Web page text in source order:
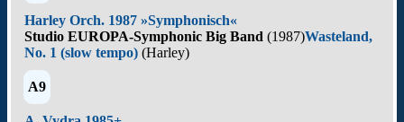
Harley Orch. 1987 »Symphonisch«
Studio EUROPA-Symphonic Big Band (1987)Wasteland,
No. 1 (slow tempo) (Harley)
A9